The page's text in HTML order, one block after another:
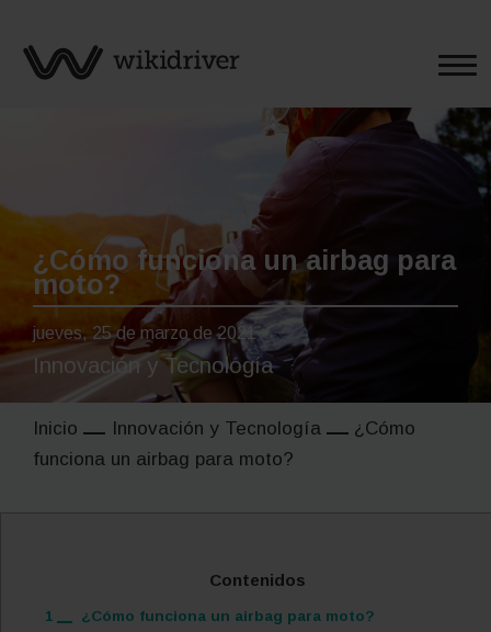
¿Cómo funciona un airbag para
moto?
jueves, 25 de marzo de 2021
Innovación y Tecnología
Inicio Innovación y Tecnología
¿Cómo
funciona un airbag para moto?
Contenidos
1
¿Cómo funciona un airbag para moto?